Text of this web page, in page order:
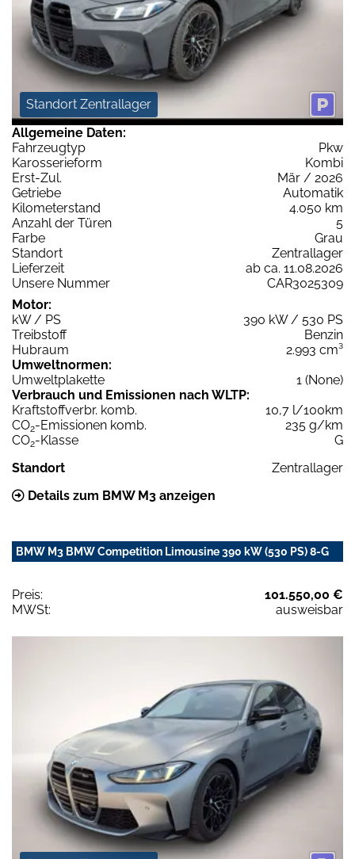
Standort Zentrallager
Allgemeine Daten:
Fahrzeugtyp
Pkw
Karosserieform
Kombi
Erst-Zul.
Mär / 2026
Getriebe
Automatik
Kilometerstand
4.050 km
Anzahl der Türen
5
Farbe
Grau
Standort
Zentrallager
Lieferzeit
ab ca. 11.08.2026
Unsere Nummer
CAR3025309
Motor:
kW / PS
390 kW / 530 PS
Treibstoff
Benzin
Hubraum
2.993 cm³
Umweltnormen:
Umweltplakette
1 (None)
Verbrauch und Emissionen nach WLTP:
Kraftstoffverbr. komb.
10,7 l/100km
CO2-Emissionen komb.
235 g/km
CO2-Klasse
G
Standort
Zentrallager
Details zum BMW M3 anzeigen
BMW M3 BMW Competition Limousine 390 kW (530 PS) 8-G
Preis:
101.550,00 €
MWSt:
ausweisbar